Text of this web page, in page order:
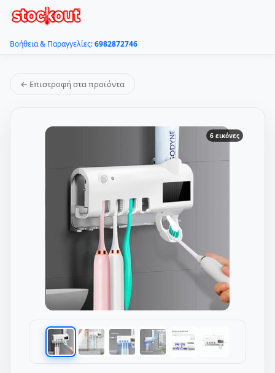
Βοήθεια & Παραγγελίες:6982872746
← Επιστροφή στα προϊόντα
6 εικόνες